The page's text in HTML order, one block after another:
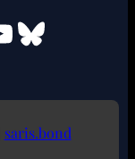
Bluesky
saris.bond